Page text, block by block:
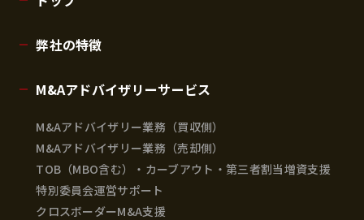
弊社の特徴
M&Aアドバイザリーサービス
M&Aアドバイザリー業務（買収側）
M&Aアドバイザリー業務（売却側）
TOB（MBO含む）・カーブアウト・第三者割当増資支援
特別委員会運営サポート
クロスボーダーM&A支援